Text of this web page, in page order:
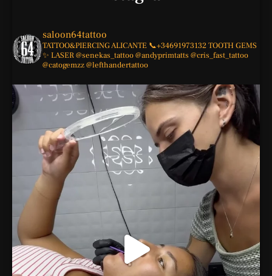
saloon64tattoo
TATTOO&PIERCINGALICANTE 📞+34691973132TOOTH GEMS
✨ LASER@senekas_tattoo@andyprimtatts @cris_fast_tattoo
@catogemzz@lefthandertattoo